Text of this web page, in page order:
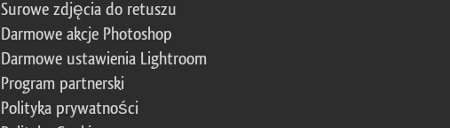
Surowe zdjęcia do retuszu
Darmowe akcje Photoshop
Darmowe ustawienia Lightroom
Program partnerski
Polityka prywatności